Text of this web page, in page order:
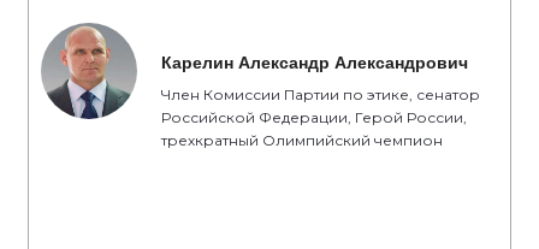
Карелин Александр Александрович
Член Комиссии Партии по этике, сенатор
Российской Федерации, Герой России,
трехкратный Олимпийский чемпион